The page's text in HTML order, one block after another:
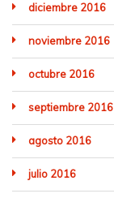
diciembre 2016
noviembre 2016
octubre 2016
septiembre 2016
agosto 2016
julio 2016